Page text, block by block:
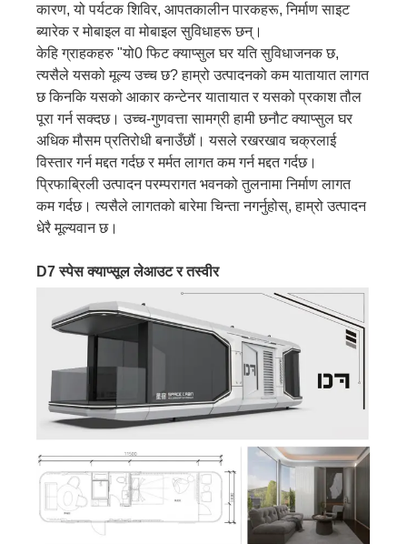
कारण, यो पर्यटक शिविर, आपतकालीन पारकहरू, निर्माण साइट
ब्यारेक र मोबाइल वा मोबाइल सुविधाहरू छन्।
केहि ग्राहकहरु "यो0 फिट क्याप्सुल घर यति सुविधाजनक छ,
त्यसैले यसको मूल्य उच्च छ? हाम्रो उत्पादनको कम यातायात लागत
छ किनकि यसको आकार कन्टेनर यातायात र यसको प्रकाश तौल
पूरा गर्न सक्दछ। उच्च-गुणवत्ता सामग्री हामी छनौट क्याप्सुल घर
अधिक मौसम प्रतिरोधी बनाउँछौं। यसले रखरखाव चक्रलाई
विस्तार गर्न मद्दत गर्दछ र मर्मत लागत कम गर्न मद्दत गर्दछ।
प्रिफाब्रिली उत्पादन परम्परागत भवनको तुलनामा निर्माण लागत
कम गर्दछ। त्यसैले लागतको बारेमा चिन्ता नगर्नुहोस्, हाम्रो उत्पादन
धेरै मूल्यवान छ।
D7 स्पेस क्याप्सूल लेआउट र तस्वीर